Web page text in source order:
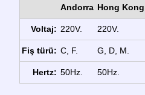
Andorra Hong Kong
Voltaj: 220V. 220V.
Fiş türü: C, F. G, D, M.
Hertz: 50Hz. 50Hz.